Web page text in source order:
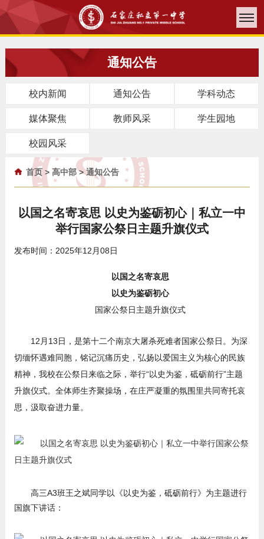
通知公告
校内新闻 通知公告 学科动态
媒体聚焦 教师风采 学生园地
校园风采
首页> 高中部>通知公告
以国之名寄哀思 以史为鉴砺初心｜私立一中
举行国家公祭日主题升旗仪式
发布时间：2025年12月08日
以国之名寄哀思
以史为鉴砺初心
国家公祭日主题升旗仪式
12月13日，是第十二个南京大屠杀死难者国家公祭日。为深
切缅怀遇难同胞，铭记沉痛历史，弘扬以爱国主义为核心的民族
精神，我校在公祭日来临之际，举行“以史为鉴，砥砺前行”主题
升旗仪式。全体师生齐聚操场，在庄严凝重的氛围里共同寄托哀
思，汲取奋进力量。
高三A3班王之斌同学以《以史为鉴，砥砺前行》为主题进行
国旗下讲话：